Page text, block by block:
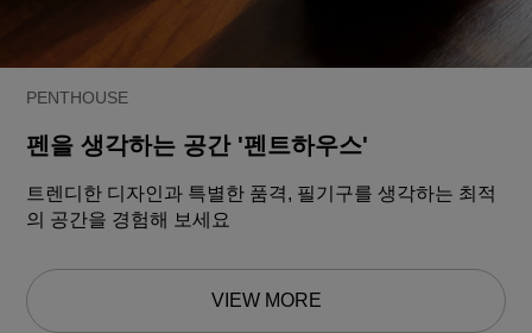
PENTHOUSE
펜을 생각하는 공간 '펜트하우스'
트렌디한 디자인과 특별한 품격, 필기구를 생각하는 최적
의 공간을 경험해 보세요
VIEW MORE